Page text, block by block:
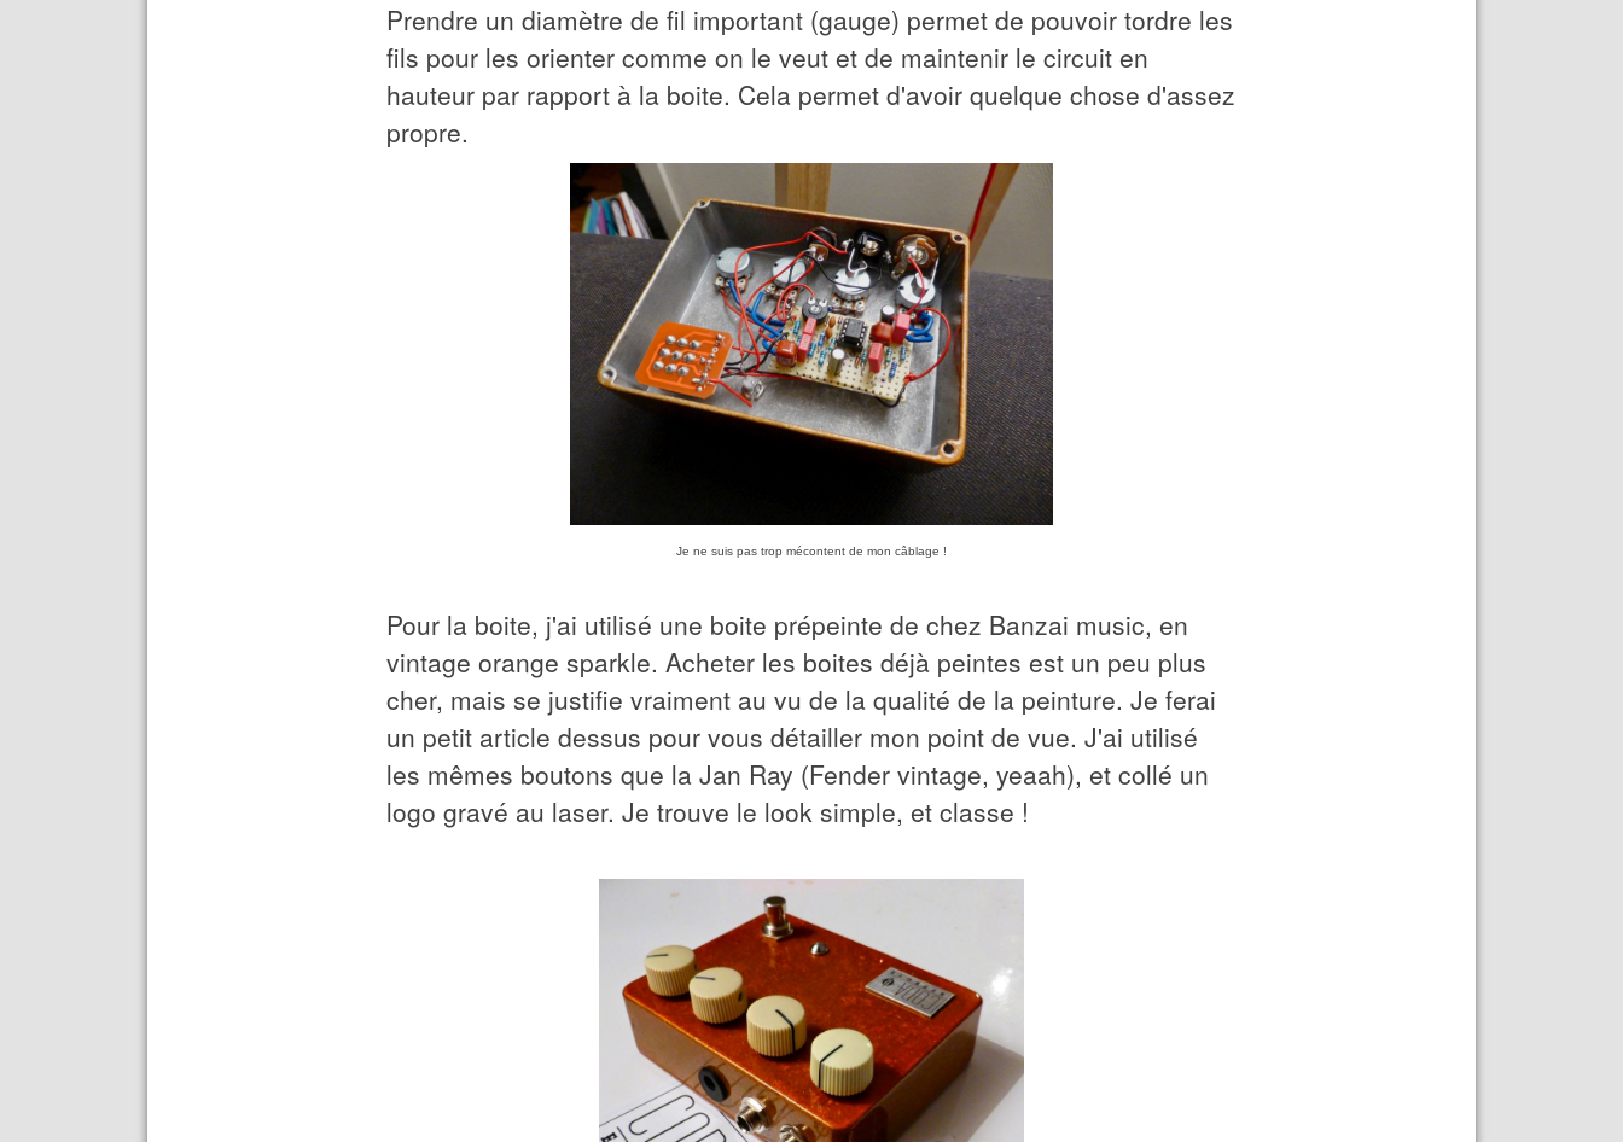
Prendre un diamètre de fil important (gauge) permet de pouvoir tordre les
fils pour les orienter comme on le veut et de maintenir le circuit en
hauteur par rapport à la boite. Cela permet d'avoir quelque chose d'assez
propre.
Je ne suis pas trop mécontent de mon câblage !
Pour la boite, j'ai utilisé une boite prépeinte de chez Banzai music, en
vintage orange sparkle. Acheter les boites déjà peintes est un peu plus
cher, mais se justifie vraiment au vu de la qualité de la peinture. Je ferai
un petit article dessus pour vous détailler mon point de vue. J'ai utilisé
les mêmes boutons que la Jan Ray (Fender vintage, yeaah), et collé un
logo gravé au laser. Je trouve le look simple, et classe !